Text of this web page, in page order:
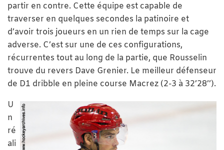
partir en contre. Cette équipe est capable de
traverser en quelques secondes la patinoire et
d’avoir trois joueurs en un rien de temps sur la cage
adverse. C’est sur une de ces configurations,
récurrentes tout au long de la partie, que Rousselin
trouve du revers Dave Grenier. Le meilleur défenseur
de D1 dribble en pleine course Macrez (2-3 à 32’28’’).
U
n
ré
ali